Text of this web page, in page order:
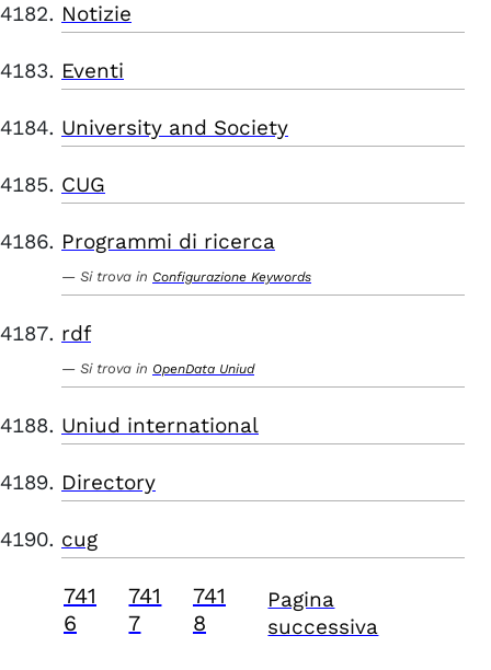
Notizie
Eventi
University and Society
CUG
Programmi di ricerca
Si trova in Configurazione Keywords
rdf
Si trova in OpenData Uniud
Uniud international
Directory
cug
741
6
741
7
741
8
Pagina
successiva